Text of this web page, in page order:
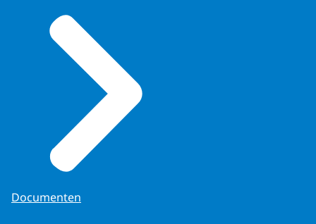
Documenten